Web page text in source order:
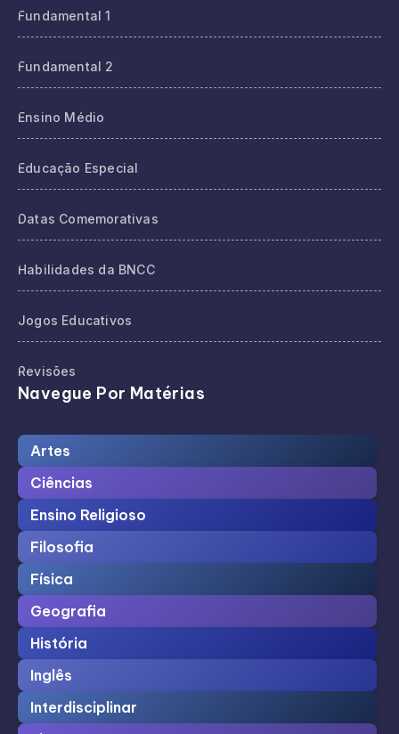
Fundamental 1
Fundamental 2
Ensino Médio
Educação Especial
Datas Comemorativas
Habilidades da BNCC
Jogos Educativos
Revisões
Navegue Por Matérias
Artes
Ciências
Ensino Religioso
Filosofia
Física
Geografia
História
Inglês
Interdisciplinar